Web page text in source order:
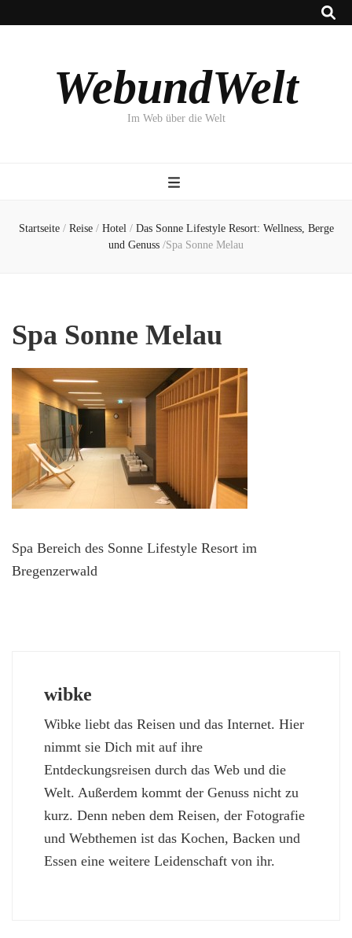
WebundWelt
Im Web über die Welt
Startseite / Reise / Hotel / Das Sonne Lifestyle Resort: Wellness, Berge
und Genuss /Spa Sonne Melau
Spa Sonne Melau
Spa Bereich des Sonne Lifestyle Resort im
Bregenzerwald
wibke
Wibke liebt das Reisen und das Internet. Hier
nimmt sie Dich mit auf ihre
Entdeckungsreisen durch das Web und die
Welt. Außerdem kommt der Genuss nicht zu
kurz. Denn neben dem Reisen, der Fotografie
und Webthemen ist das Kochen, Backen und
Essen eine weitere Leidenschaft von ihr.